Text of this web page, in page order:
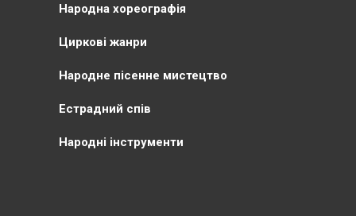
Народна хореографія
Циркові жанри
Народне пісенне мистецтво
Естрадний спів
Народні інструменти